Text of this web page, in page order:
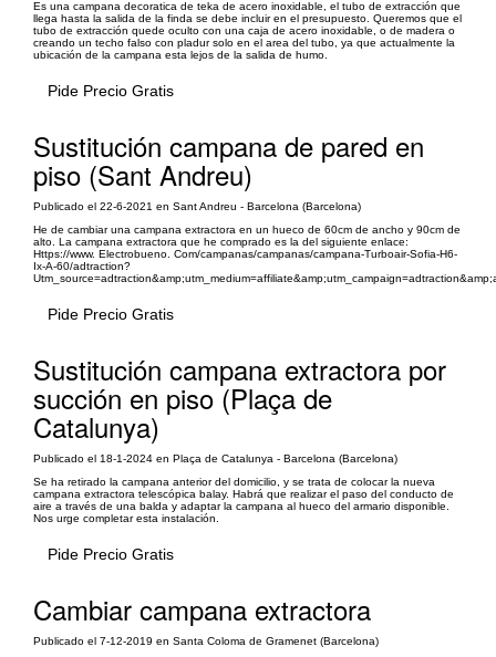
Es una campana decoratica de teka de acero inoxidable, el tubo de extracción que
llega hasta la salida de la finda se debe incluir en el presupuesto. Queremos que el
tubo de extracción quede oculto con una caja de acero inoxidable, o de madera o
creando un techo falso con pladur solo en el area del tubo, ya que actualmente la
ubicación de la campana esta lejos de la salida de humo.
Pide Precio Gratis
Sustitución campana de pared en
piso (Sant Andreu)
Publicado el 22-6-2021 en Sant Andreu - Barcelona (Barcelona)
He de cambiar una campana extractora en un hueco de 60cm de ancho y 90cm de
alto. La campana extractora que he comprado es la del siguiente enlace:
Https://www. Electrobueno. Com/campanas/campanas/campana-Turboair-Sofia-H6-
Ix-A-60/adtraction?
Pide Precio Gratis
Sustitución campana extractora por
succión en piso (Plaça de
Catalunya)
Publicado el 18-1-2024 en Plaça de Catalunya - Barcelona (Barcelona)
Se ha retirado la campana anterior del domicilio, y se trata de colocar la nueva
campana extractora telescópica balay. Habrá que realizar el paso del conducto de
aire a través de una balda y adaptar la campana al hueco del armario disponible.
Nos urge completar esta instalación.
Pide Precio Gratis
Cambiar campana extractora
Publicado el 7-12-2019 en Santa Coloma de Gramenet (Barcelona)